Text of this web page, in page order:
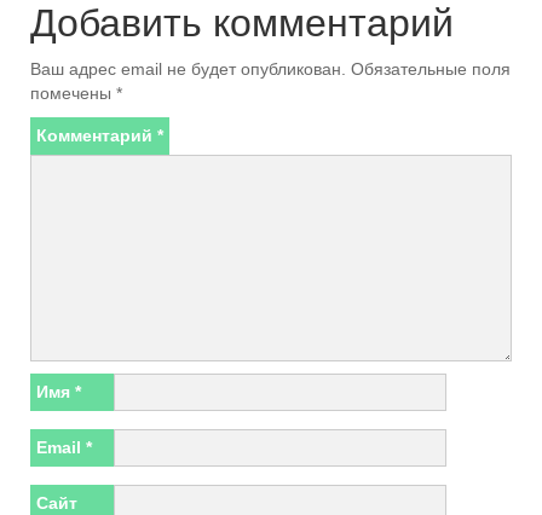
Добавить комментарий
Ваш адрес email не будет опубликован. Обязательные поля
помечены *
Комментарий *
Имя *
Email *
Сайт